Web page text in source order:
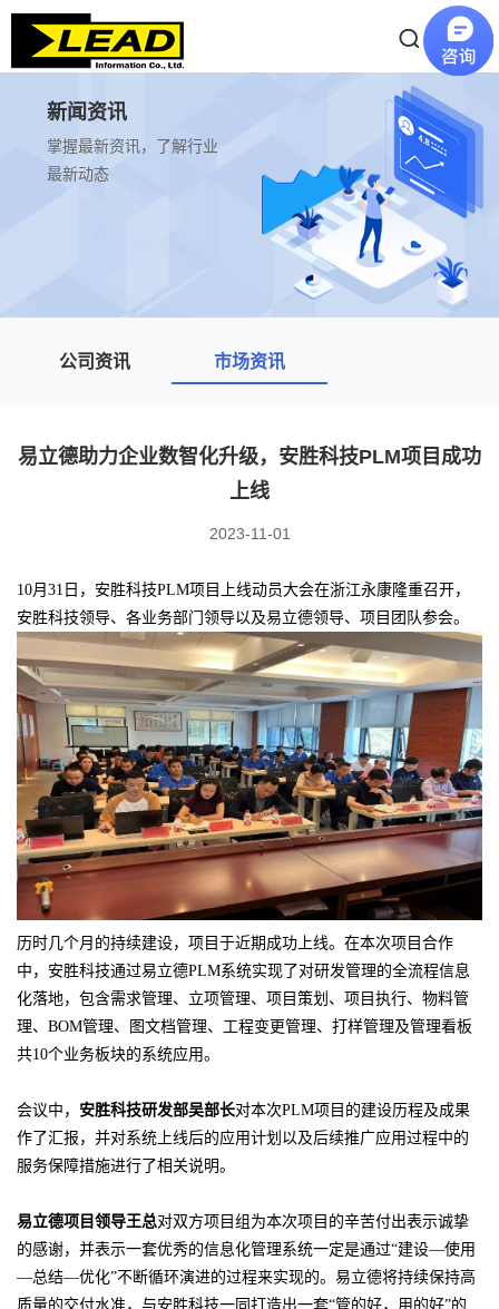
新闻资讯
掌握最新资讯，了解行业
最新动态
公司资讯 市场资讯
易立德助力企业数智化升级，安胜科技PLM项目成功
上线
2023-11-01
10月31日，安胜科技PLM项目上线动员大会在浙江永康隆重召开，
安胜科技领导、各业务部门领导以及易立德领导、项目团队参会。
历时几个月的持续建设，项目于近期成功上线。在本次项目合作
中，安胜科技通过易立德PLM系统实现了对研发管理的全流程信息
化落地，包含需求管理、立项管理、项目策划、项目执行、物料管
理、BOM管理、图文档管理、工程变更管理、打样管理及管理看板
共10个业务板块的系统应用。
会议中， 安胜科技研发部吴部长对本次PLM项目的建设历程及成果
作了汇报，并对系统上线后的应用计划以及后续推广应用过程中的
服务保障措施进行了相关说明。
易立德项目领导王总对双方项目组为本次项目的辛苦付出表示诚挚
的感谢，并表示一套优秀的信息化管理系统一定是通过“建设—使用
—总结—优化”不断循环演进的过程来实现的。易立德将持续保持高
质量的交付水准，与安胜科技一同打造出一套“管的好，用的好”的